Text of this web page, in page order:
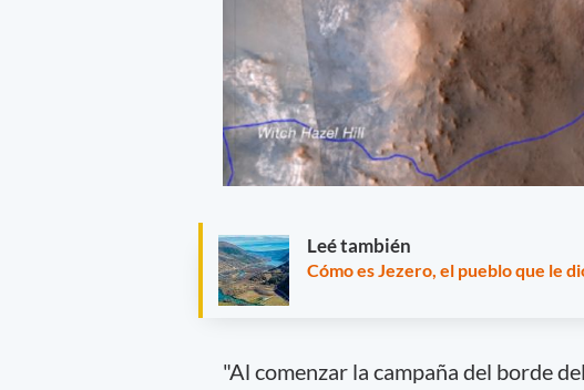
Leé también
Cómo es Jezero, el pueblo que le
"Al comenzar la campaña del borde